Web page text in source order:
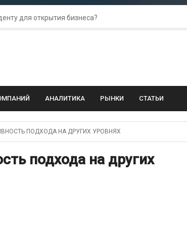
для открытия бизнеса?
как защитить свой бизнес?
АНАЛИТИКА РЫНКИ СТАТЬИ
ПОДХОДА НА ДРУГИХ УРОВНЯХ
подхода на других